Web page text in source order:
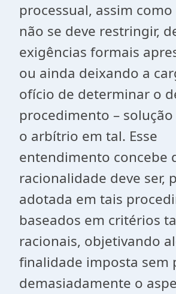
processual, assim
não se deve restringir,
exigências formais
ou ainda deixando a
ofício de determinar o
procedimento –
o arbítrio em tal. Esse
entendimento concebe
racionalidade deve ser,
adotada em tais
baseados em critérios
racionais, objetivando
finalidade imposta sem
demasiadamente o